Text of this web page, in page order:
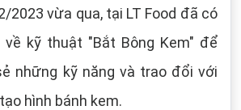
2023 vừa qua, tại LT Food đã có
về kỹ thuật "Bắt Bông Kem" để
những kỹ năng và trao đổi với
hình bánh kem.